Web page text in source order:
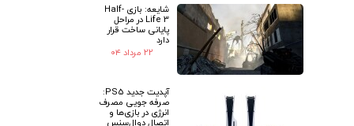
شایعه: بازی Half-
Life 3 در مراحل
پایانی ساخت قرار
دارد
۲۲ مرداد ۰۴
آپدیت جدید PS5:
صرفه جویی مصرف
انرژی در بازی‌ها و
اتصال دوال‌سنس